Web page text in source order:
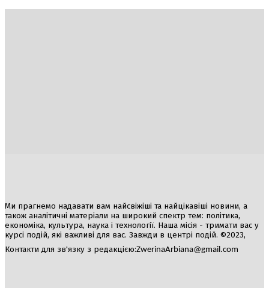
Ми прагнемо надавати вам найсвіжіші та найцікавіші новини, а
також аналітичні матеріали на широкий спектр тем: політика,
економіка, культура, наука і технології. Наша місія - тримати вас у
курсі подій, які важливі для вас. Завжди в центрі подій. ©2023,
Контакти для зв'язку з редакцією:ZwerinaArbiana@gmail.com